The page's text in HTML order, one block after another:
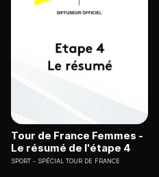
Tour de France Femmes -
Le résumé de l'étape 4
SPORT SPÉCIAL TOUR DE FRANCE